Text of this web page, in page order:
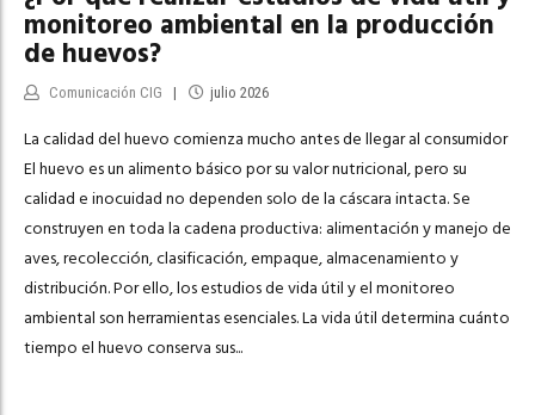
monitoreo ambiental en la producción
de huevos?
Comunicación CIG julio 2026
La calidad del huevo comienza mucho antes de llegar al consumidor
El huevo es un alimento básico por su valor nutricional, pero su
calidad e inocuidad no dependen solo de la cáscara intacta. Se
construyen en toda la cadena productiva: alimentación y manejo de
aves, recolección, clasificación, empaque, almacenamiento y
distribución. Por ello, los estudios de vida útil y el monitoreo
ambiental son herramientas esenciales. La vida útil determina cuánto
tiempo el huevo conserva sus...